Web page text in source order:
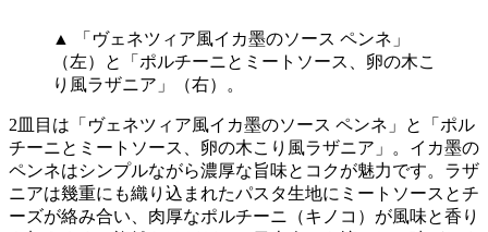
▲ 「ヴェネツィア風イカ墨のソース ペンネ」
（左）と「ポルチーニとミートソース、卵の木こ
り風ラザニア」（右）。
2皿目は「ヴェネツィア風イカ墨のソース ペンネ」と「ポル
チーニとミートソース、卵の木こり風ラザニア」。イカ墨の
ペンネはシンプルながら濃厚な旨味とコクが魅力です。ラザ
ニアは幾重にも織り込まれたパスタ生地にミートソースとチ
ーズが絡み合い、肉厚なポルチーニ（キノコ）が風味と香り